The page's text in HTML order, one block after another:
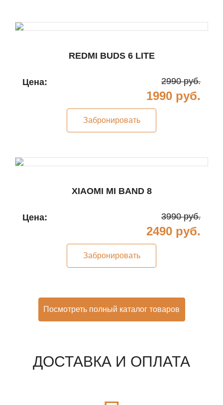
REDMI BUDS 6 LITE
Цена: 2990 руб.
1990 руб.
Забронировать
XIAOMI MI BAND 8
Цена: 3990 руб.
2490 руб.
Забронировать
Посмотреть полный каталог товаров
ДОСТАВКА И ОПЛАТА